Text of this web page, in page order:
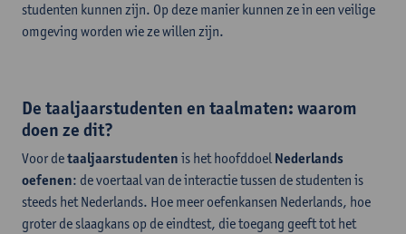
studenten kunnen zijn. Op deze manier kunnen ze in een veilige
omgeving worden wie ze willen zijn.
De taaljaarstudenten en taalmaten: waarom
doen ze dit?
Voor detaaljaarstudenten is het hoofddoelNederlands
oefenen: de voertaal van de interactie tussen de studenten is
steeds het Nederlands. Hoe meer oefenkansen Nederlands, hoe
groter de slaagkans op de eindtest, die toegang geeft tot het